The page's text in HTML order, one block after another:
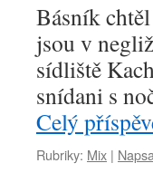
Básník
jsou v
sídliště
snídani s
Celý
Rubriky: Mix |